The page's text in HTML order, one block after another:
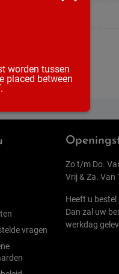
vragen
Zo t/m Do.
Vrij & Za. Van
Heeft u
Dan zal uw
werkdag
worden tussen
placed between